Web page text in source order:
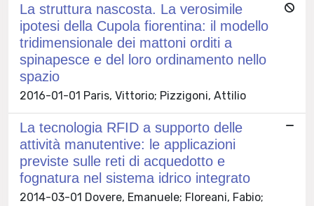
La struttura nascosta. La verosimile
ipotesi della Cupola fiorentina: il modello
tridimensionale dei mattoni orditi a
spinapesce e del loro ordinamento nello
spazio
2016-01-01 Paris, Vittorio; Pizzigoni, Attilio
La tecnologia RFID a supporto delle
attività manutentive: le applicazioni
previste sulle reti di acquedotto e
fognatura nel sistema idrico integrato
2014-03-01 Dovere, Emanuele; Floreani, Fabio;